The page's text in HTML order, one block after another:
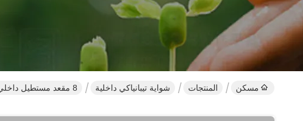
مسكن المنتجات شواية تيبانياكي داخلية 8 مقعد مستطيل داخلي Hibachi Grill ، مطعم ياباني شواء على الطاولة